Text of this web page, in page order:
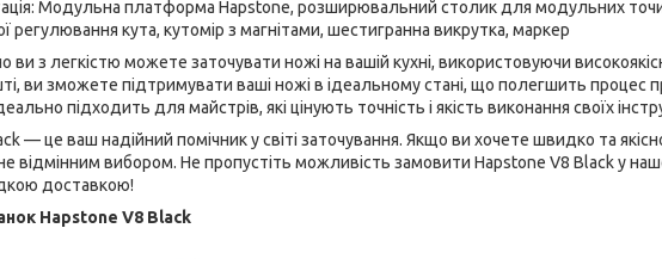
Модульна платформа Hapstone, розширювальний столик для модульних
регулювання кута, кутомір з магнітами, шестигранна викрутка, маркер
ви з легкістю можете заточувати ножі на вашій кухні, використовуючи
ви зможете підтримувати ваші ножі в ідеальному стані, що полегшить процес
підходить для майстрів, які цінують точність і якість виконання своїх
— це ваш надійний помічник у світі заточування. Якщо ви хочете швидко та
відмінним вибором. Не пропустіть можливість замовити Hapstone V8 Black у
доставкою!
Hapstone V8 Black